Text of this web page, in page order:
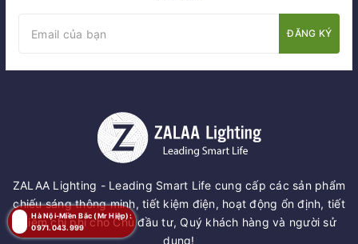
ĐĂNG KÝ
ZALAA Lighting - Leading Smart Life cung cấp các sản phẩm
chiếu sáng thông minh, tiết kiệm điện, hoạt động ổn định, tiết
kiệm chi phí cho Chủ đầu tư, Quý khách hàng và người sử
dụng!
Hà Nội-Miền Bắc (Mr Hiệp):
0971.043.999